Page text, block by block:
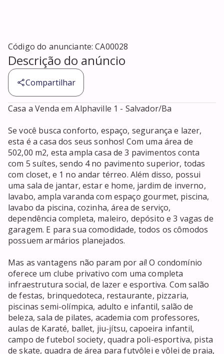
Código do anunciante:CA00028
Descrição do anúncio
Compartilhar
Casa a Venda em Alphaville 1 - Salvador/Ba
Se você busca conforto, espaço, segurança e lazer,
esta é a casa dos seus sonhos! Com uma área de
502,00 m2, esta ampla casa de 3 pavimentos conta
com 5 suítes, sendo 4 no pavimento superior, todas
com closet, e 1 no andar térreo. Além disso, possui
uma sala de jantar, estar e home, jardim de inverno,
lavabo, ampla varanda com espaço gourmet, piscina,
lavabo da piscina, cozinha, área de serviço,
dependência completa, maleiro, depósito e 3 vagas de
garagem. E para sua comodidade, todos os cômodos
possuem armários planejados.
Mas as vantagens não param por aí! O condomínio
oferece um clube privativo com uma completa
infraestrutura social, de lazer e esportiva. Com salão
de festas, brinquedoteca, restaurante, pizzaria,
piscinas semi-olímpica, adulto e infantil, salão de
beleza, sala de pilates, academia com professores,
aulas de Karaté, ballet, jiu-jítsu, capoeira infantil,
campo de futebol society, quadra poli-esportiva, pista
de skate, quadra de área para futvôlei e vôlei de praia,